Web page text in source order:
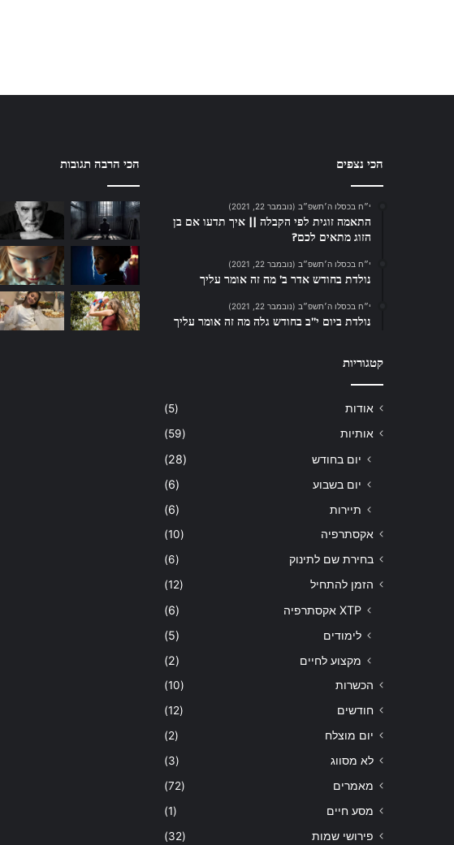
הכי נצפים
י״ח בכסלו ה׳תשפ״ב (נובמבר 22, 2021)
התאמה זוגית לפי הקבלה || איך תדעו אם בן
הזוג מתאים לכם?
י״ח בכסלו ה׳תשפ״ב (נובמבר 22, 2021)
נולדת בחודש אדר ב’ מה זה אומר עליך
י״ח בכסלו ה׳תשפ״ב (נובמבר 22, 2021)
נולדת ביום י”ב בחודש גלה מה זה אומר עליך
קטגוריות
אודות
(5)
אותיות
(59)
יום בחודש
(28)
יום בשבוע
(6)
תיירות
(6)
אקסתרפיה
(10)
בחירת שם לתינוק
(6)
הזמן להתחיל
(12)
XTP אקסתרפיה
(6)
לימודים
(5)
מקצוע לחיים
(2)
הכשרות
(10)
חודשים
(12)
יום מוצלח
(2)
לא מסווג
(3)
מאמרים
(72)
מסע חיים
(1)
פירושי שמות
(32)
הכי הרבה תגובות